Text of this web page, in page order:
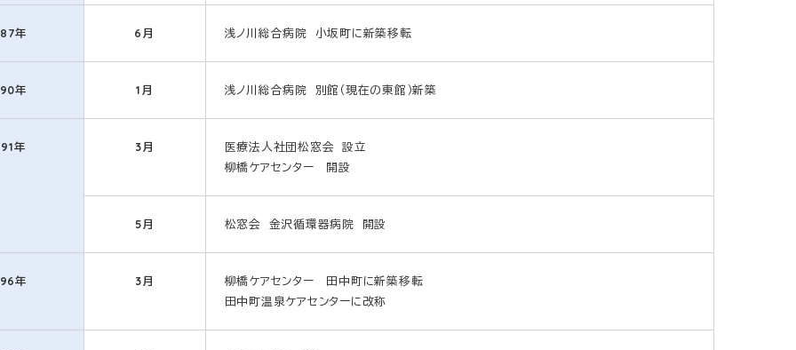
年 6月 浅ノ川総合病院 小坂町に新築移転
年 1月 浅ノ川総合病院 別館（現在の東館）新築
年 3月
医療法人社団松窓会 設立
柳橋ケアセンター 開設
5月 松窓会 金沢循環器病院 開設
年 3月
柳橋ケアセンター 田中町に新築移転
田中町温泉ケアセンターに改称